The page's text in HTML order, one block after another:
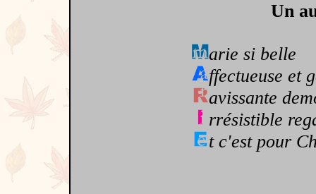
Un
arie si belle
ffectueuse et
avissante
rrésistible
t c'est pour